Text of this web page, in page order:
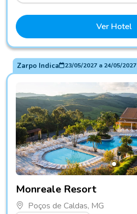
Ver Hotel
Zarpo Indica 23/05/2027a 24/05/2027
Monreale Resort
Poços de Caldas, MG